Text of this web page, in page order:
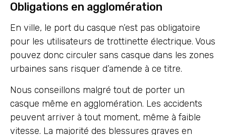
Obligations en agglomération
En ville, le port du casque n’est pas obligatoire
pour les utilisateurs de trottinette électrique. Vous
pouvez donc circuler sans casque dans les zones
urbaines sans risquer d’amende à ce titre.
Nous conseillons malgré tout de porter un
casque même en agglomération. Les accidents
peuvent arriver à tout moment, même à faible
vitesse. La majorité des blessures graves en